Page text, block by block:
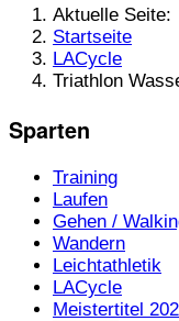
Aktuelle Seite:
Startseite
LACycle
Triathlon
Sparten
Training
Laufen
Gehen /
Wandern
Leichtathletik
LACycle
Meistertitel